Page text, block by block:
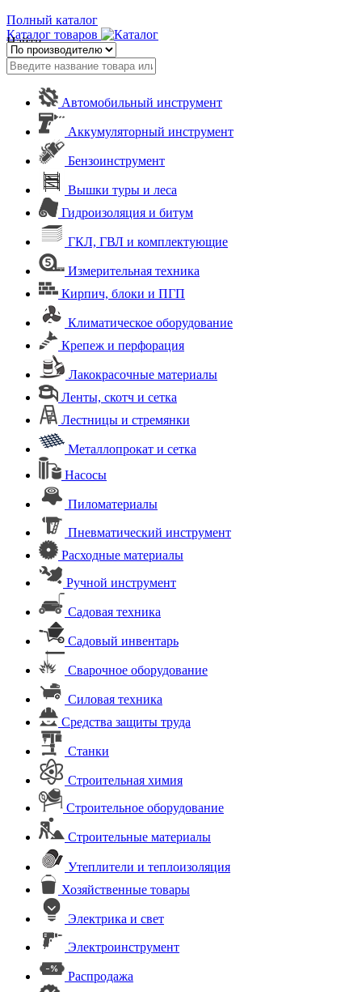
Полный каталог
Каталог товаров
Найти
Автомобильный инструмент
Аккумуляторный инструмент
Бензоинструмент
Вышки туры и леса
Гидроизоляция и битум
ГКЛ, ГВЛ и комплектующие
Измерительная техника
Кирпич, блоки и ПГП
Климатическое оборудование
Крепеж и перфорация
Лакокрасочные материалы
Ленты, скотч и сетка
Лестницы и стремянки
Металлопрокат и сетка
Насосы
Пиломатериалы
Пневматический инструмент
Расходные материалы
Ручной инструмент
Садовая техника
Садовый инвентарь
Сварочное оборудование
Силовая техника
Средства защиты труда
Станки
Строительная химия
Строительное оборудование
Строительные материалы
Утеплители и теплоизоляция
Хозяйственные товары
Электрика и свет
Электроинструмент
Распродажа